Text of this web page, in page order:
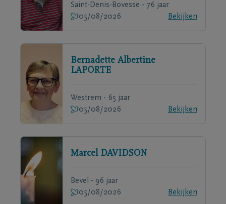
Saint-Denis-Bovesse - 76 jaar
05/08/2026
Bekijken
Bernadette Albertine
LAPORTE
Westrem - 65 jaar
05/08/2026
Bekijken
Marcel DAVIDSON
Bevel - 96 jaar
05/08/2026
Bekijken